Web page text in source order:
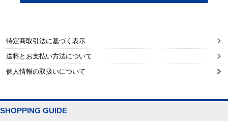
特定商取引法に基づく表示
送料とお支払い方法について
個人情報の取扱いについて
SHOPPING GUIDE